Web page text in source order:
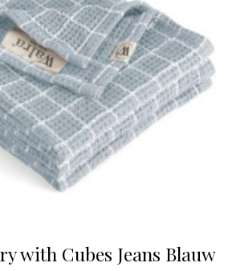
with Cubes Jeans Blauw